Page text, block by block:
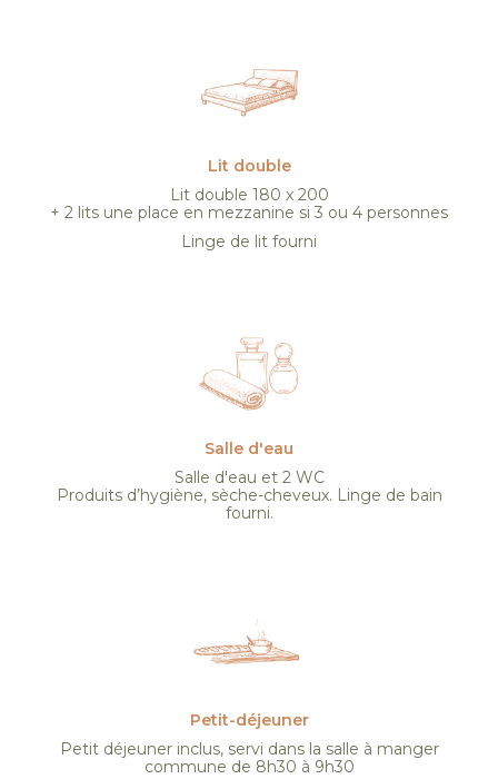
Lit double
Lit double 180 x 200
+ 2 lits une place en mezzanine si 3 ou 4 personnes
Linge de lit fourni
Salle d'eau
Salle d'eau et 2 WC
Produits d’hygiène, sèche-cheveux. Linge de bain
fourni.
Petit-déjeuner
Petit déjeuner inclus, servi dans la salle à manger
commune de 8h30 à 9h30